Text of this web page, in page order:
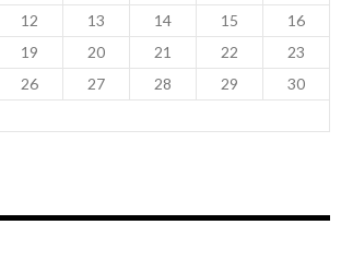
12 13 14 15
16
19 20 21 22
23
26 27 28 29
30